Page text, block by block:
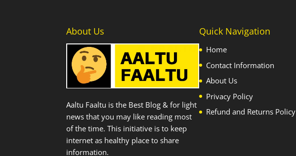
About Us
Aaltu Faaltu is the Best Blog & for light
news that you may like reading most
of the time. This initiative is to keep
internet as healthy place to share
information.
Quick Navigation
Home
Contact Information
About Us
Privacy Policy
Refund and Returns Policy